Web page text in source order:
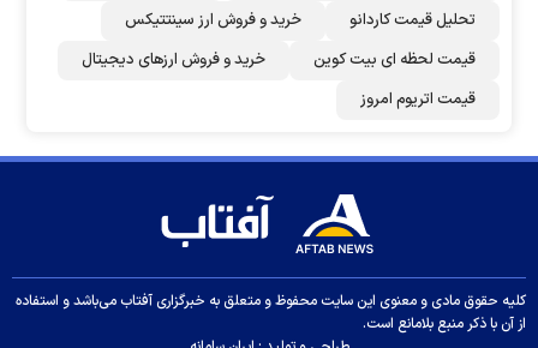
تحلیل قیمت کاردانو
خرید و فروش ارز سینتتیکس
قیمت لحظه ای بیت کوین
خرید و فروش ارزهای دیجیتال
قیمت اتریوم امروز
کلیه حقوق مادی و معنوی این سایت محفوظ و متعلق به خبرگزاری آفتاب می‌باشد و استفاده
از آن با ذکر منبع بلامانع است.